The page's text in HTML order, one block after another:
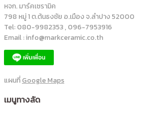
หจก. มาร์คเซรามิค
798 หมู่ 1 ต.ต้นธงชัย อ.เมือง จ.ลำปาง 52000
Tel: 080-9982353 , 096-7953916
Email : info@markceramic.co.th
แผนที่Google Maps
เมนูทางลัด